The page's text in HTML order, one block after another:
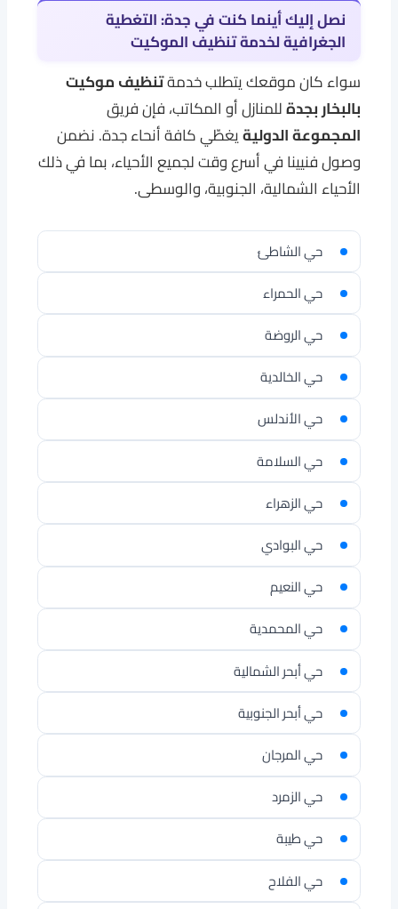
نصل إليك أينما كنت في جدة: التغطية
الجغرافية لخدمة تنظيف الموكيت
سواء كان موقعك يتطلب خدمةتنظيف موكيت
بالبخار بجدةللمنازل أو المكاتب، فإن فريق
المجموعة الدوليةيغطّي كافة أنحاء جدة. نضمن
وصول فنيينا في أسرع وقت لجميع الأحياء، بما في ذلك
الأحياء الشمالية، الجنوبية، والوسطى.
حي الشاطئ
حي الحمراء
حي الروضة
حي الخالدية
حي الأندلس
حي السلامة
حي الزهراء
حي البوادي
حي النعيم
حي المحمدية
حي أبحر الشمالية
حي أبحر الجنوبية
حي المرجان
حي الزمرد
حي طيبة
حي الفلاح